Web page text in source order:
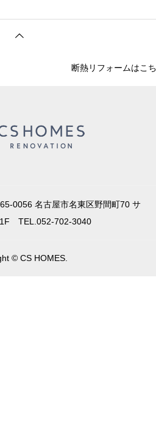
断熱リフォームはこちら
0056 名古屋市名東区野間町70 サ
1F TEL.052-702-3040
© CS HOMES.